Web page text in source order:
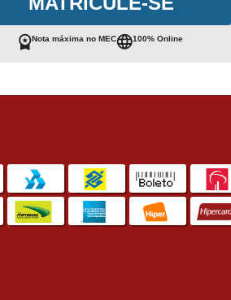
Nota máxima no MEC 100% Online